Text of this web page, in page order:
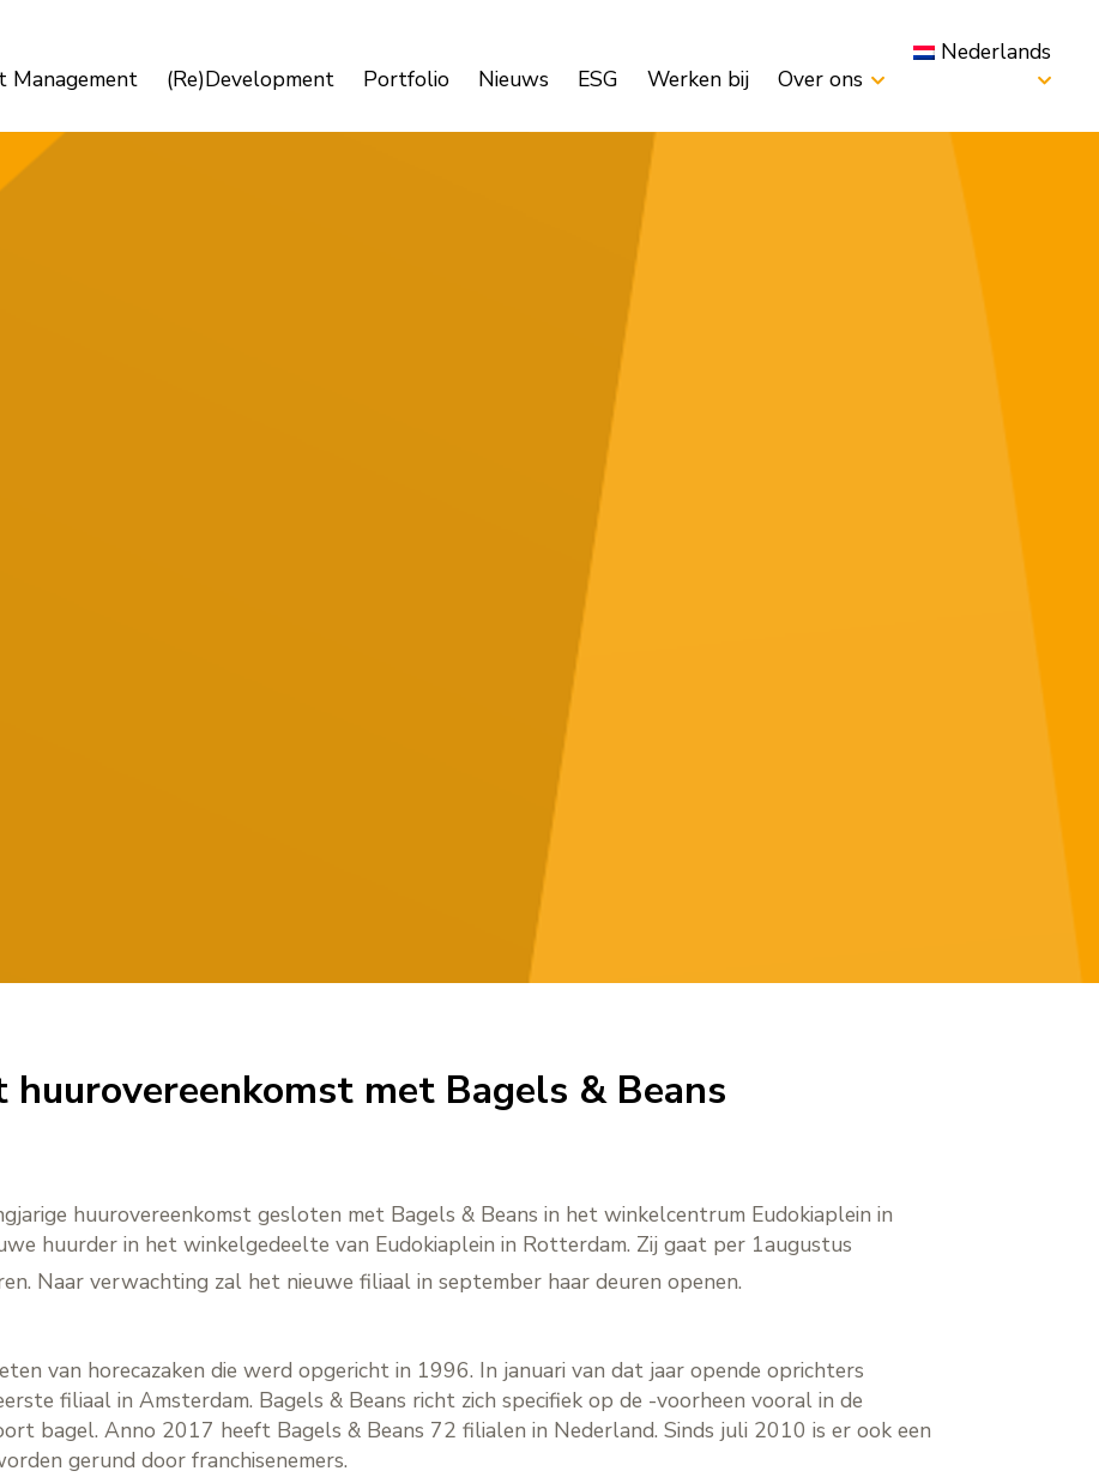
Management (Re)Development Portfolio Nieuws ESG Werken bij Over ons
Nederlands
met Bagels & Beans
huurovereenkomst gesloten met Bagels & Beans in het winkelcentrum Eudokiaplein in
huurder in het winkelgedeelte van Eudokiaplein in Rotterdam. Zij gaat per 1augustus
Naar verwachting zal het nieuwe filiaal in september haar deuren openen.
van horecazaken die werd opgericht in 1996. In januari van dat jaar opende oprichters
filiaal in Amsterdam. Bagels & Beans richt zich specifiek op de -voorheen vooral in de
bagel. Anno 2017 heeft Bagels & Beans 72 filialen in Nederland. Sinds juli 2010 is er ook een
gerund door franchisenemers.